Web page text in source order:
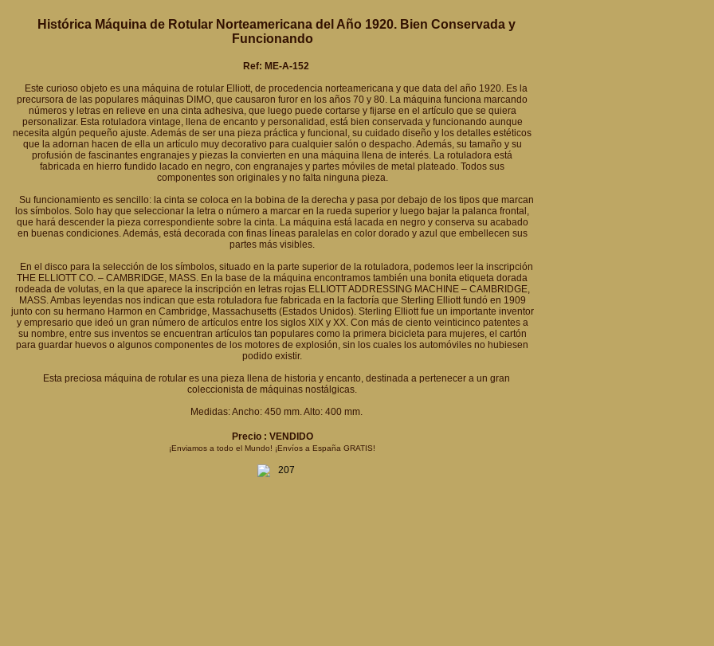
Histórica Máquina de Rotular Norteamericana del Año 1920. Bien Conservada y
Funcionando
Ref: ME-A-152
Este curioso objeto es una máquina de rotular Elliott, de procedencia norteamericana y que data del año 1920. Es la
precursora de las populares máquinas DIMO, que causaron furor en los años 70 y 80. La máquina funciona marcando
números y letras en relieve en una cinta adhesiva, que luego puede cortarse y fijarse en el artículo que se quiera
personalizar. Esta rotuladora vintage, llena de encanto y personalidad, está bien conservada y funcionando aunque
necesita algún pequeño ajuste. Además de ser una pieza práctica y funcional, su cuidado diseño y los detalles estéticos
que la adornan hacen de ella un artículo muy decorativo para cualquier salón o despacho. Además, su tamaño y su
profusión de fascinantes engranajes y piezas la convierten en una máquina llena de interés. La rotuladora está
fabricada en hierro fundido lacado en negro, con engranajes y partes móviles de metal plateado. Todos sus
componentes son originales y no falta ninguna pieza.
Su funcionamiento es sencillo: la cinta se coloca en la bobina de la derecha y pasa por debajo de los tipos que marcan
los símbolos. Solo hay que seleccionar la letra o número a marcar en la rueda superior y luego bajar la palanca frontal,
que hará descender la pieza correspondiente sobre la cinta. La máquina está lacada en negro y conserva su acabado
en buenas condiciones. Además, está decorada con finas líneas paralelas en color dorado y azul que embellecen sus
partes más visibles.
En el disco para la selección de los símbolos, situado en la parte superior de la rotuladora, podemos leer la inscripción
THE ELLIOTT CO. – CAMBRIDGE, MASS. En la base de la máquina encontramos también una bonita etiqueta dorada
rodeada de volutas, en la que aparece la inscripción en letras rojas ELLIOTT ADDRESSING MACHINE – CAMBRIDGE,
MASS. Ambas leyendas nos indican que esta rotuladora fue fabricada en la factoría que Sterling Elliott fundó en 1909
junto con su hermano Harmon en Cambridge, Massachusetts (Estados Unidos). Sterling Elliott fue un importante inventor
y empresario que ideó un gran número de artículos entre los siglos XIX y XX. Con más de ciento veinticinco patentes a
su nombre, entre sus inventos se encuentran artículos tan populares como la primera bicicleta para mujeres, el cartón
para guardar huevos o algunos componentes de los motores de explosión, sin los cuales los automóviles no hubiesen
podido existir.
Esta preciosa máquina de rotular es una pieza llena de historia y encanto, destinada a pertenecer a un gran
coleccionista de máquinas nostálgicas.
Medidas: Ancho: 450 mm. Alto: 400 mm.
Precio : VENDIDO
¡Enviamos a todo el Mundo! ¡Envíos a España GRATIS!